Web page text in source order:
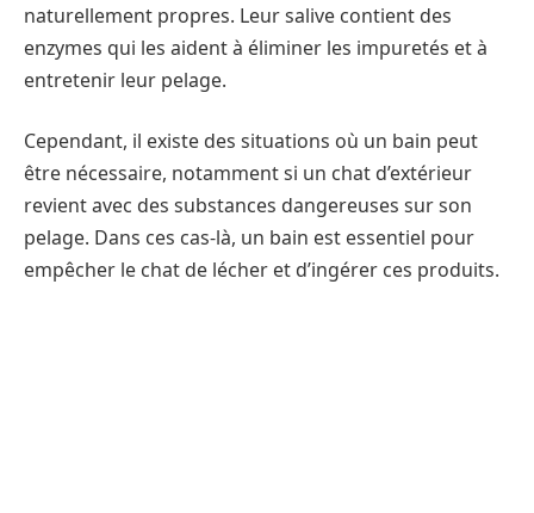
naturellement propres. Leur salive contient des
enzymes qui les aident à éliminer les impuretés et à
entretenir leur pelage.
Cependant, il existe des situations où un bain peut
être nécessaire, notamment si un chat d’extérieur
revient avec des substances dangereuses sur son
pelage. Dans ces cas-là, un bain est essentiel pour
empêcher le chat de lécher et d’ingérer ces produits.